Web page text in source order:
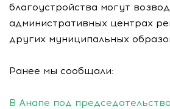
благоустройства могут
административных центрах
других муниципальных
Ранее мы сообщали:
В Анапе под